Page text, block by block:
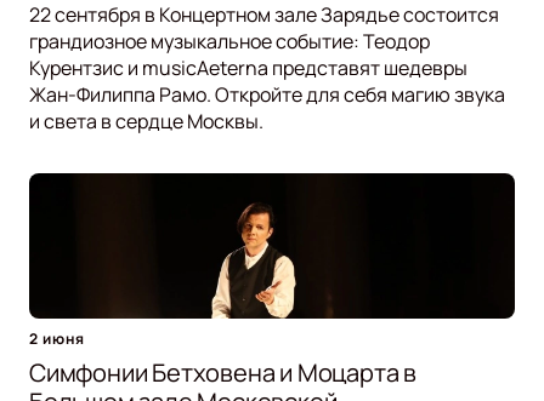
22 сентября в Концертном зале Зарядье состоится
грандиозное музыкальное событие: Теодор
Курентзис и musicAeterna представят шедевры
Жан-Филиппа Рамо. Откройте для себя магию звука
и света в сердце Москвы.
2 июня
Симфонии Бетховена и Моцарта в